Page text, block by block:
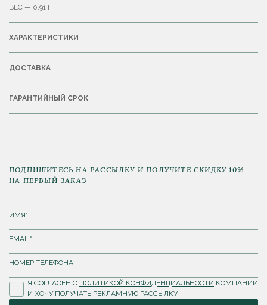
ВЕС — 0,91 Г.
ХАРАКТЕРИСТИКИ
ДОСТАВКА
ГАРАНТИЙНЫЙ СРОК
ПОДПИШИТЕСЬ НА РАССЫЛКУ И ПОЛУЧИТЕ СКИДКУ 10%
НА ПЕРВЫЙ ЗАКАЗ
Я СОГЛАСЕН С ПОЛИТИКОЙ КОНФИДЕНЦИАЛЬНОСТИ КОМПАНИИ
И ХОЧУ ПОЛУЧАТЬ РЕКЛАМНУЮ РАССЫЛКУ